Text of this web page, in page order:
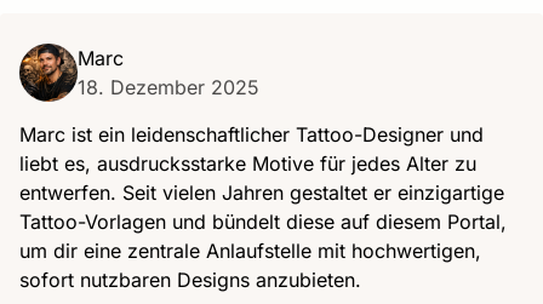
Marc
18. Dezember 2025
Marc ist ein leidenschaftlicher Tattoo-Designer und
liebt es, ausdrucksstarke Motive für jedes Alter zu
entwerfen. Seit vielen Jahren gestaltet er einzigartige
Tattoo-Vorlagen und bündelt diese auf diesem Portal,
um dir eine zentrale Anlaufstelle mit hochwertigen,
sofort nutzbaren Designs anzubieten.